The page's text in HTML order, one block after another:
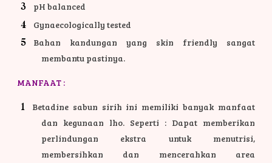
pH balanced
Gynaecologically tested
Bahan kandungan yang skin friendly sangat
membantu pastinya.
MANFAAT :
Betadine sabun sirih ini memiliki banyak manfaat
dan kegunaan lho. Seperti : Dapat memberikan
perlindungan ekstra untuk menutrisi,
membersihkan dan mencerahkan area